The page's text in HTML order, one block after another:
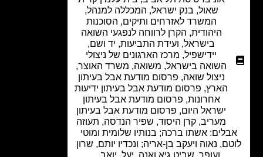
בנק ישראל, המכללה למנהל,
המשרד לאזרחים ותיקים, הסוכנות
,הקרן לרווחה לנפגעי השואה
,ועידת התביעות,יד ושם,
יידישפיל,מרכז הארגונים של ניצולי
השואה בישראל ,משואה,משרד האוצר,
ניצול שואה,פרסום מודעת אבל בעיתון
פרסום מודעת אבל בעיתון ידיעות
אחרונות,פרסום מודעת אבל בעיתון
ישראל היום,פרסום מודעת אבל בעיתון
קרן היסוד,שפיר הנדסה,תעוזה
אשתו ברכה; בנותיו שלומית ומוטי
נאוה ויעקב בן-אריה; ונכדיו יותם, שרון
ועופר, שביט גיא ואנה, יעל, יואב.